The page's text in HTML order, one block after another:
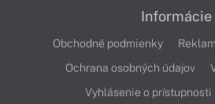
Informácie
Obchodné podmienky
Ochrana osobných údajov
Vyhlásenie o prístupnosti